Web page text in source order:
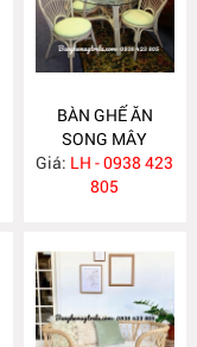
BÀN GHẾ ĂN
SONG MÂY
MA726
Giá: LH - 0938 423
805